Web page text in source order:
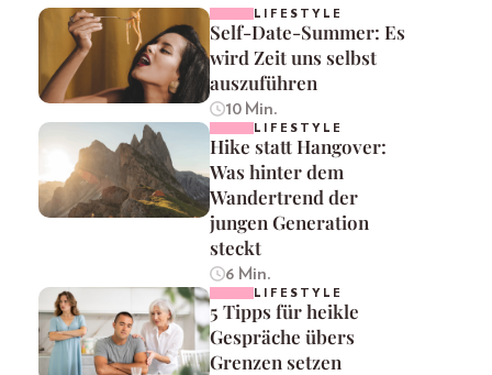
LIFESTYLE
Self-Date-Summer: Es
wird Zeit uns selbst
auszuführen
10 Min.
LIFESTYLE
Hike statt Hangover:
Was hinter dem
Wandertrend der
jungen Generation
steckt
6 Min.
LIFESTYLE
5 Tipps für heikle
Gespräche übers
Grenzen setzen